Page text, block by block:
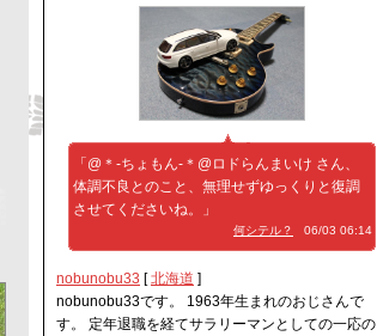
「@＊-ちょもん-＊@ロドらんまいけ さん、
体調不良とのこと、無理せずゆっくりと復調
させてくださいね。」
何シテル？ 06/03 06:14
nobunobu33 [北海道 ]
nobunobu33です。 1963年生まれのおじさんで
す。 定年退職を経てサラリーマンとしての一応の